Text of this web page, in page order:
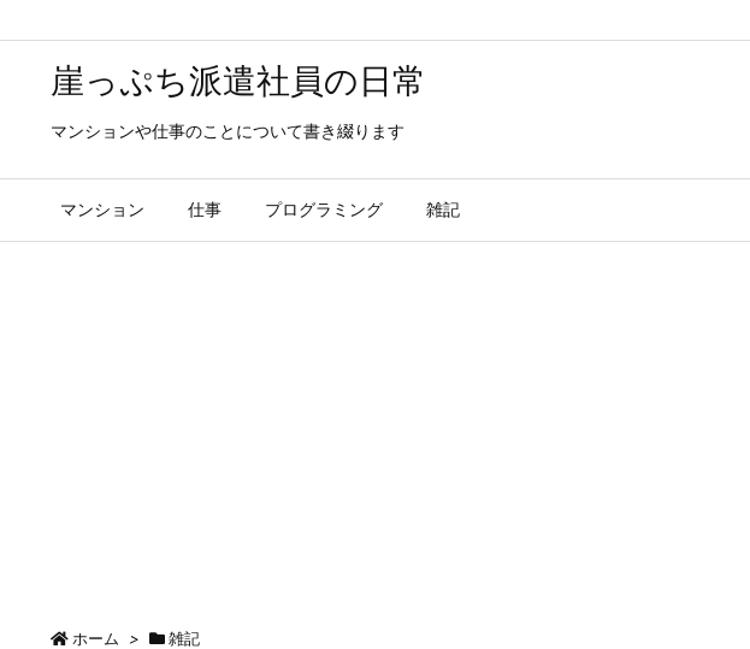
崖っぷち派遣社員の日常
マンションや仕事のことについて書き綴ります
マンション 仕事 プログラミング 雑記
ホーム > 雑記